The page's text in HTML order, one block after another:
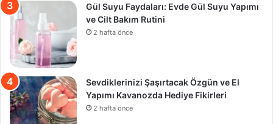
Gül Suyu Faydaları: Evde Gül Suyu Yapımı
ve Cilt Bakım Rutini
2 hafta önce
Sevdiklerinizi Şaşırtacak Özgün ve El
Yapımı Kavanozda Hediye Fikirleri
2 hafta önce